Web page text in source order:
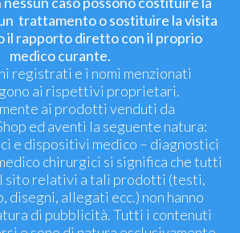
trattamento o sostituire la visita
il rapporto diretto con il proprio
medico curante.
registrati e i nomi menzionati
ai rispettivi proprietari.
ai prodotti venduti da
ed aventi la seguente natura:
e dispositivi medico – diagnostici
chirurgici si significa che tutti
sito relativi a tali prodotti (testi,
disegni, allegati ecc.) non hanno
di pubblicità. Tutti i contenuti